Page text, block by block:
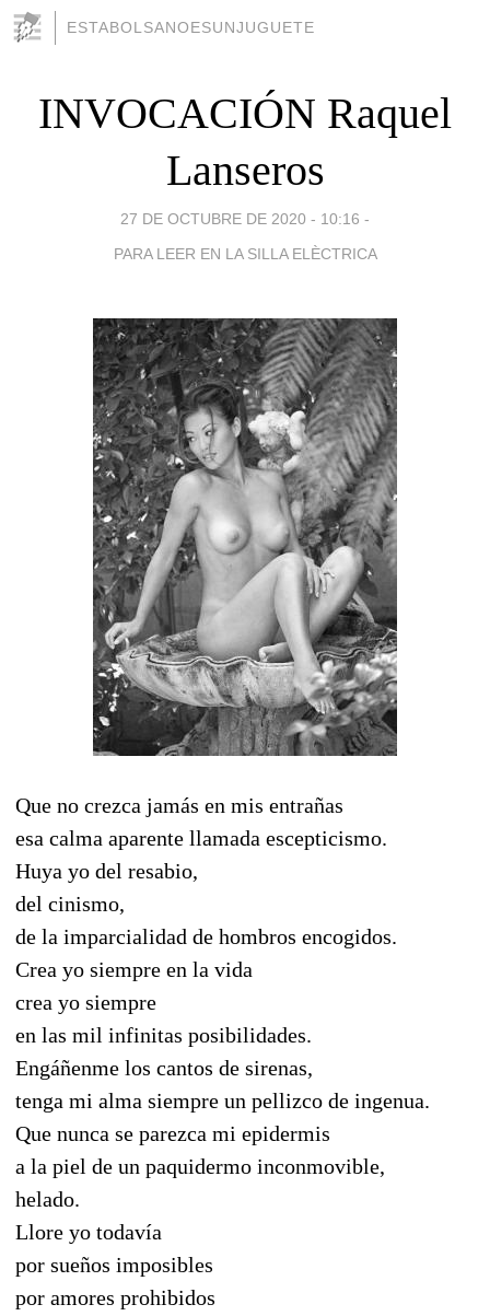
ESTABOLSANOESUNJUGUETE
INVOCACIÓN Raquel
Lanseros
27 DE OCTUBRE DE 2020 - 10:16 -
PARA LEER EN LA SILLA ELÈCTRICA
Que no crezca jamás en mis entrañas
esa calma aparente llamada escepticismo.
Huya yo del resabio,
del cinismo,
de la imparcialidad de hombros encogidos.
Crea yo siempre en la vida
crea yo siempre
en las mil infinitas posibilidades.
Engáñenme los cantos de sirenas,
tenga mi alma siempre un pellizco de ingenua.
Que nunca se parezca mi epidermis
a la piel de un paquidermo inconmovible,
helado.
Llore yo todavía
por sueños imposibles
por amores prohibidos